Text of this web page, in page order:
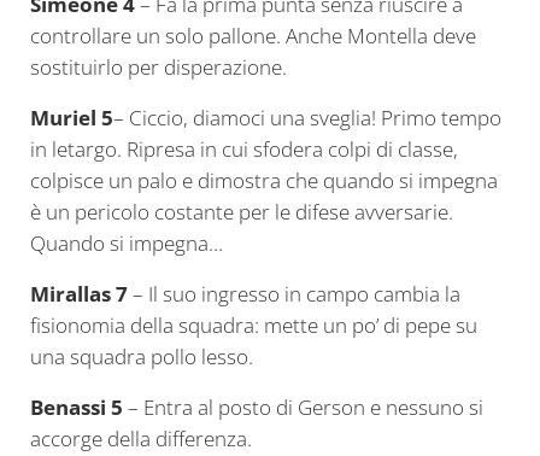
controllare un solo pallone. Anche Montella deve
sostituirlo per disperazione.
Muriel 5– Ciccio, diamoci una sveglia! Primo tempo
in letargo. Ripresa in cui sfodera colpi di classe,
colpisce un palo e dimostra che quando si impegna
è un pericolo costante per le difese avversarie.
Quando si impegna…
Mirallas 7– Il suo ingresso in campo cambia la
fisionomia della squadra: mette un po’ di pepe su
una squadra pollo lesso.
Benassi 5 – Entra al posto di Gerson e nessuno si
accorge della differenza.